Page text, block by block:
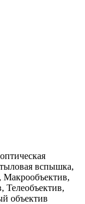
вспышка,
Макрообъектив,
Телеобъектив,
объектив